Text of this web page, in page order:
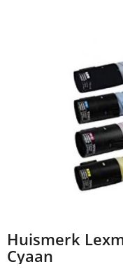
Huismerk
Cyaan